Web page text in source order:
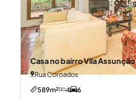
Casa no bairro Vila Assunção
Rua Coroados
589m²
4 6